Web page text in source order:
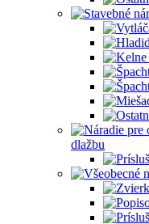
dlažbu